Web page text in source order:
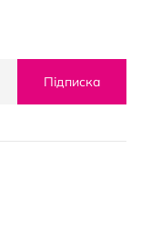
Підписка